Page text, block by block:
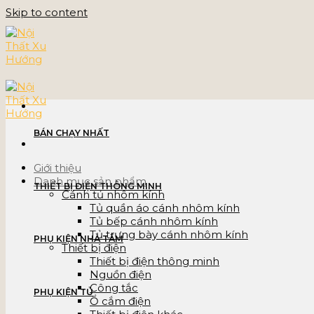
Skip to content
Giới thiệu
Danh mục sản phẩm
Cánh tủ nhôm kính
Tủ quần áo cánh nhôm kính
Tủ bếp cánh nhôm kính
Tủ trưng bày cánh nhôm kính
Thiết bị điện
Thiết bị điện thông minh
Nguồn điện
Công tắc
Ổ cắm điện
BÁN CHẠY NHẤT
THIẾT BỊ ĐIỆN THÔNG MINH
PHỤ KIỆN NHÀ TẮM
PHỤ KIỆN TỦ